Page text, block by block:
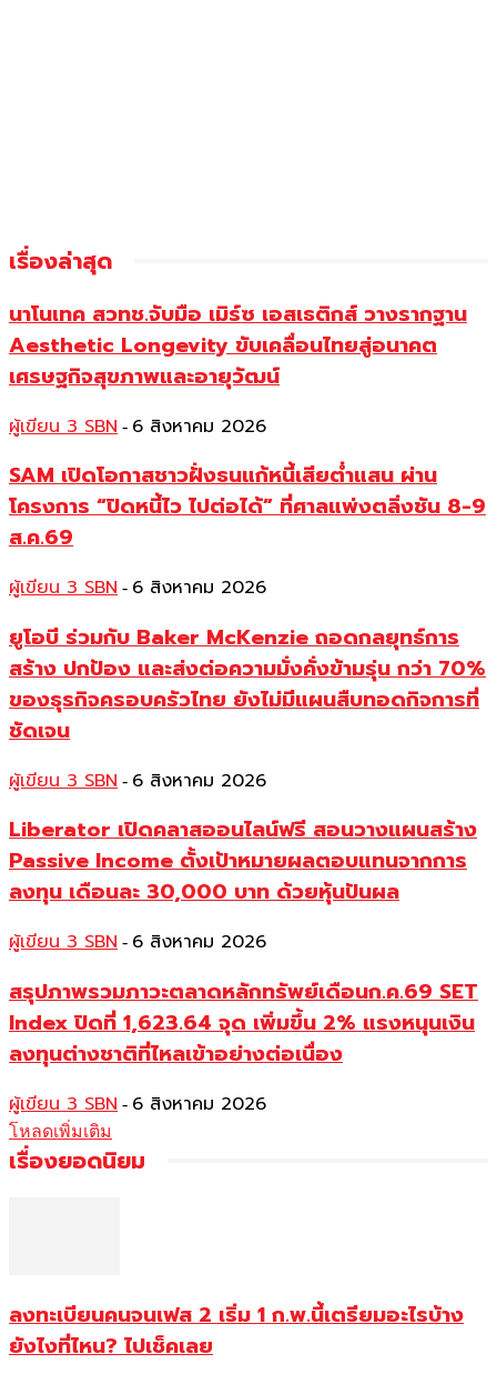
เรื่องล่าสุด
นาโนเทค สวทช.จับมือ เมิร์ซ เอสเธติกส์ วางรากฐาน
Aesthetic Longevity ขับเคลื่อนไทยสู่อนาคต
เศรษฐกิจสุขภาพและอายุวัฒน์
ผู้เขียน 3 SBN - 6 สิงหาคม 2026
SAM เปิดโอกาสชาวฝั่งธนแก้หนี้เสียต่ำแสน ผ่าน
โครงการ “ปิดหนี้ไว ไปต่อได้” ที่ศาลแพ่งตลิ่งชัน 8-9
ส.ค.69
ผู้เขียน 3 SBN - 6 สิงหาคม 2026
ยูโอบี ร่วมกับ Baker McKenzie ถอดกลยุทธ์การ
สร้าง ปกป้อง และส่งต่อความมั่งคั่งข้ามรุ่น กว่า 70%
ของธุรกิจครอบครัวไทย ยังไม่มีแผนสืบทอดกิจการที่
ชัดเจน
ผู้เขียน 3 SBN - 6 สิงหาคม 2026
Liberator เปิดคลาสออนไลน์ฟรี สอนวางแผนสร้าง
Passive Income ตั้งเป้าหมายผลตอบแทนจากการ
ลงทุน เดือนละ 30,000 บาท ด้วยหุ้นปันผล
ผู้เขียน 3 SBN - 6 สิงหาคม 2026
สรุปภาพรวมภาวะตลาดหลักทรัพย์เดือนก.ค.69 SET
Index ปิดที่ 1,623.64 จุด เพิ่มขึ้น 2% แรงหนุนเงิน
ลงทุนต่างชาติที่ไหลเข้าอย่างต่อเนื่อง
ผู้เขียน 3 SBN - 6 สิงหาคม 2026
โหลดเพิ่มเติม
เรื่องยอดนิยม
ลงทะเบียนคนจนเฟส 2 เริ่ม 1 ก.พ.นี้เตรียมอะไรบ้าง
ยังไงที่ไหน? ไปเช็คเลย